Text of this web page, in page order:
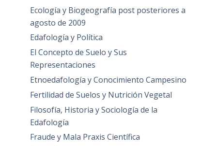
Ecología y Biogeografía post posteriores a
agosto de 2009
Edafología y Política
El Concepto de Suelo y Sus
Representaciones
Etnoedafología y Conocimiento Campesino
Fertilidad de Suelos y Nutrición Vegetal
Filosofía, Historia y Sociología de la
Edafología
Fraude y Mala Praxis Científica